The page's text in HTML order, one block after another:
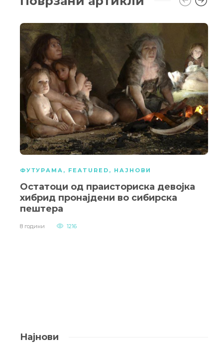
ФУТУРАМА , FEATURED , НАЈНОВИ
Остатоци од праисториска девојка
хибрид пронајдени во сибирска
пештера
8 години 1216
Најнови